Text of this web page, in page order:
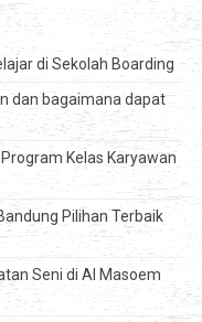
di Sekolah Boarding
dan bagaimana dapat
Kelas Karyawan
Pilihan Terbaik
Seni di Al Masoem